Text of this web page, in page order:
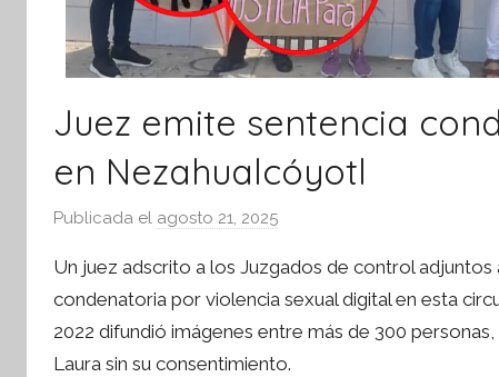
Juez emite sentencia
en Nezahualcóyotl
Publicada el agosto 21, 2025
r
S
í
n
Un juez adscrito a los Juzgados de control
condenatoria por violencia sexual digital en esta
2022 difundió imágenes entre más de 300
Laura sin su consentimiento.